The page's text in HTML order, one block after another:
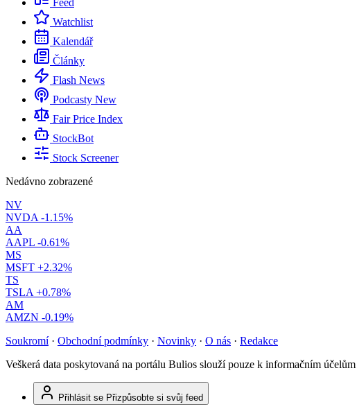
Feed
Watchlist
Kalendář
Články
Flash News
Podcasty New
Fair Price Index
StockBot
Stock Screener
Nedávno zobrazené
NV
NVDA -1.15%
AA
AAPL -0.61%
MS
MSFT +2.32%
TS
TSLA +0.78%
AM
AMZN -0.19%
Soukromí · Obchodní podmínky · Novinky · O nás · Redakce
Veškerá data poskytovaná na portálu Bulios slouží pouze k informačním
Přihlásit se Přizpůsobte si svůj feed